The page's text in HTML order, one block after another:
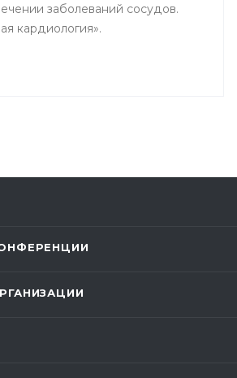
заболеваний сосудов.
кардиология».